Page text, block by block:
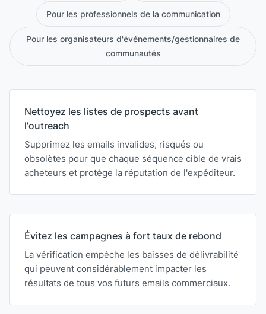
Pour les professionnels de la communication
Pour les organisateurs d'événements/gestionnaires de
communautés
Nettoyez les listes de prospects avant
l'outreach
Supprimez les emails invalides, risqués ou
obsolètes pour que chaque séquence cible de vrais
acheteurs et protège la réputation de l'expéditeur.
Évitez les campagnes à fort taux de rebond
La vérification empêche les baisses de délivrabilité
qui peuvent considérablement impacter les
résultats de tous vos futurs emails commerciaux.